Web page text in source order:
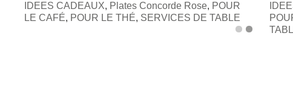
AJOUTER AU PANIER
IDEES CADEAUX, Plates Concorde Rose, POUR
LE CAFÉ, POUR LE THÉ, SERVICES DE TABLE